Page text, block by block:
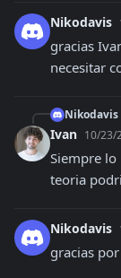
Nikodavis
gracias
necesitar
Nikodavis
Ivan 10/23/
Siempre
teoria
Nikodavis
gracias